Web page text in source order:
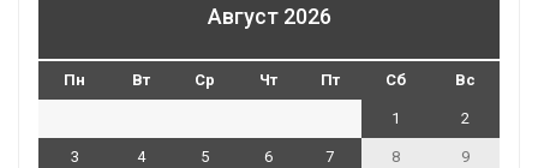
Август 2026
Пн Вт Ср Чт Пт Сб Вс
1 2
3 4 5 6 7 8 9